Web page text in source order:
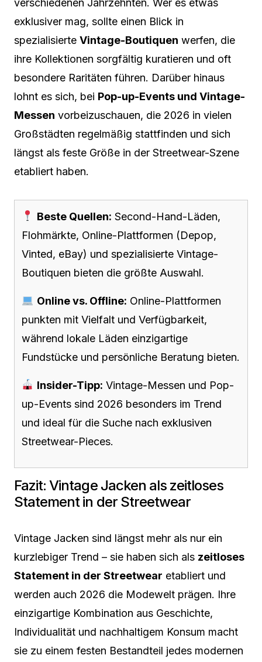
exklusiver mag, sollte einen Blick in
spezialisierte Vintage-Boutiquen werfen, die
ihre Kollektionen sorgfältig kuratieren und oft
besondere Raritäten führen. Darüber hinaus
lohnt es sich, bei Pop-up-Events und Vintage-
Messen vorbeizuschauen, die 2026 in vielen
Großstädten regelmäßig stattfinden und sich
längst als feste Größe in der Streetwear-Szene
etabliert haben.
Beste Quellen: Second-Hand-Läden,
Flohmärkte, Online-Plattformen (Depop,
Vinted, eBay) und spezialisierte Vintage-
Boutiquen bieten die größte Auswahl.
Online vs. Offline: Online-Plattformen
punkten mit Vielfalt und Verfügbarkeit,
während lokale Läden einzigartige
Fundstücke und persönliche Beratung bieten.
Insider-Tipp: Vintage-Messen und Pop-
up-Events sind 2026 besonders im Trend
und ideal für die Suche nach exklusiven
Streetwear-Pieces.
Fazit: Vintage Jacken als zeitloses
Statement in der Streetwear
Vintage Jacken sind längst mehr als nur ein
kurzlebiger Trend – sie haben sich als zeitloses
Statement in der Streetwear etabliert und
werden auch 2026 die Modewelt prägen. Ihre
einzigartige Kombination aus Geschichte,
Individualität und nachhaltigem Konsum macht
sie zu einem festen Bestandteil jedes modernen